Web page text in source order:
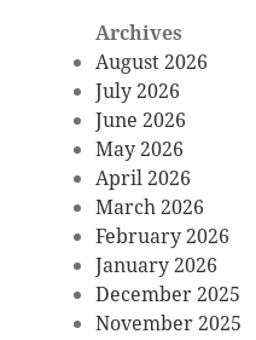
Archives
August 2026
July 2026
June 2026
May 2026
April 2026
March 2026
February 2026
January 2026
December 2025
November 2025